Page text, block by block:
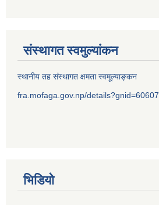
संस्थागत स्वमुल्यांकन
स्थानीय तह संस्थागत क्षमता स्वमूल्याङ्कन
fra.mofaga.gov.np/details?gnid=60607
भिडियो